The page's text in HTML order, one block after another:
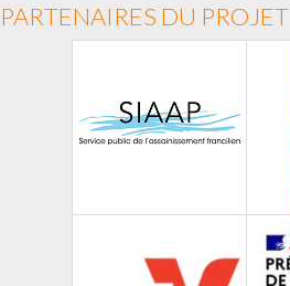
PARTENAIRES DU PROJET